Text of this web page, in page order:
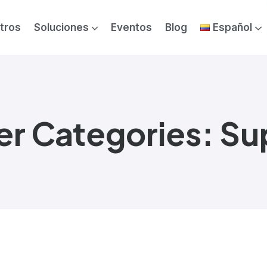
Soluciones Eventos Blog Español
Categories: